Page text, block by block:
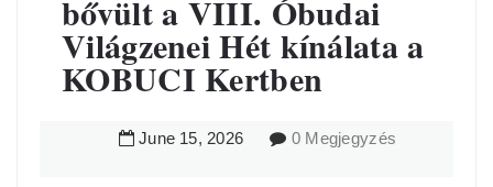
bővült a VIII. Óbudai
Világzenei Hét kínálata a
KOBUCI Kertben
June 15, 2026 0 Megjegyzés